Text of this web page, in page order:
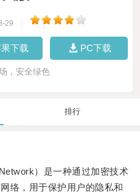
29
下载 PC下载
，安全绿色
排行
）是一种通过加密技术
络，用于保护用户的隐私和